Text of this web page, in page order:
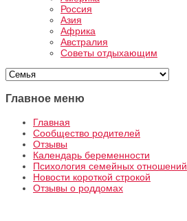
Россия
Азия
Африка
Австралия
Советы отдыхающим
Главное меню
Главная
Сообщество родителей
Отзывы
Календарь беременности
Психология семейных отношений
Новости короткой строкой
Отзывы о роддомах